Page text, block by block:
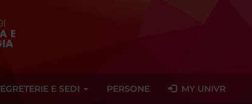
E SEDI PERSONE MY UNIVR